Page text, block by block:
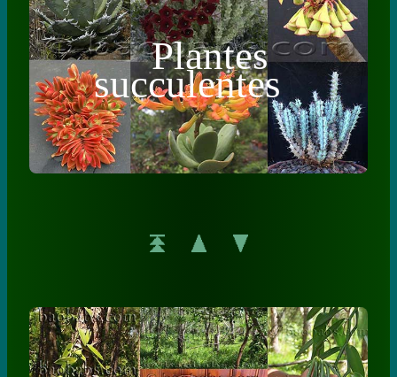
Plantes
succulentes